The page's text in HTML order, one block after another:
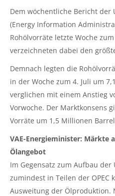
Dem wöchentliche Bericht der
(Energy Information
Rohölvorräte letzte Woche
verzeichneten dabei den
Demnach legten die
in der Woche zum 4. Juli um
verglichen mit einem Anstieg
Vorwoche. Der Marktkonsens
Vorräte um 1,5 Millionen
VAE-Energieminister: Märkte
Ölangebot
Im Gegensatz zum Aufbau der
zumindest in Teilen der OPEC
Ausweitung der Ölproduktion.